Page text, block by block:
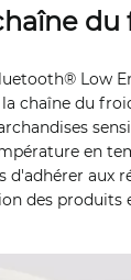
du
Low
chaîne du
en
d'adhérer
des produits